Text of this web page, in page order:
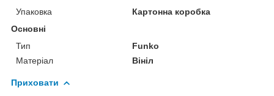
Упаковка
Картонна коробка
Основні
Тип
Funko
Матеріал
Вініл
Приховати